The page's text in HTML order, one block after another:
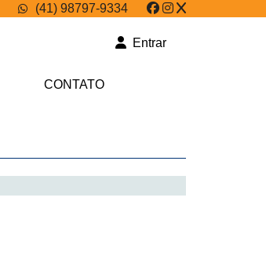
(41) 98797-9334
Entrar
CONTATO